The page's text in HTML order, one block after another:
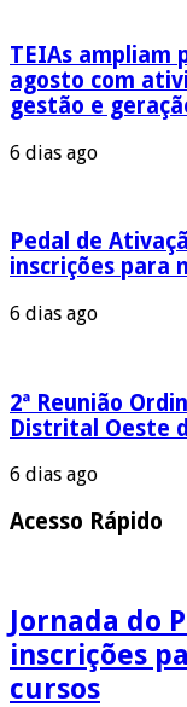
TEIAs ampliam
agosto com
gestão e
6 dias ago
Pedal de
inscrições para
6 dias ago
2ª Reunião
Distrital Oeste
6 dias ago
Acesso Rápido
Jornada do
inscrições
cursos